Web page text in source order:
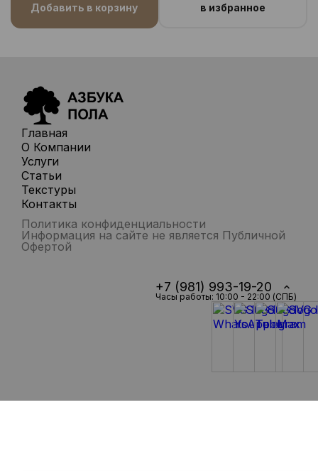
Добавить в корзину в избранное
Главная
О Компании
Услуги
Статьи
Текстуры
Контакты
Политика конфиденциальности
Информация на сайте не является Публичной
Офертой
+7 (981) 993-19-20
Часы работы: 10:00 - 22:00 (СПБ)